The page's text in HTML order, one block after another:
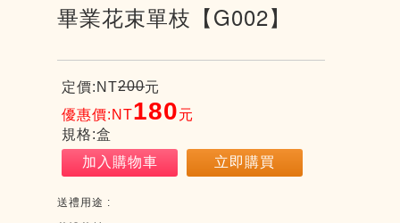
畢業花束單枝【G002】
定價:NT200元
優惠價:NT180元
規格:盒
加入購物車
立即購買
送禮用途 :